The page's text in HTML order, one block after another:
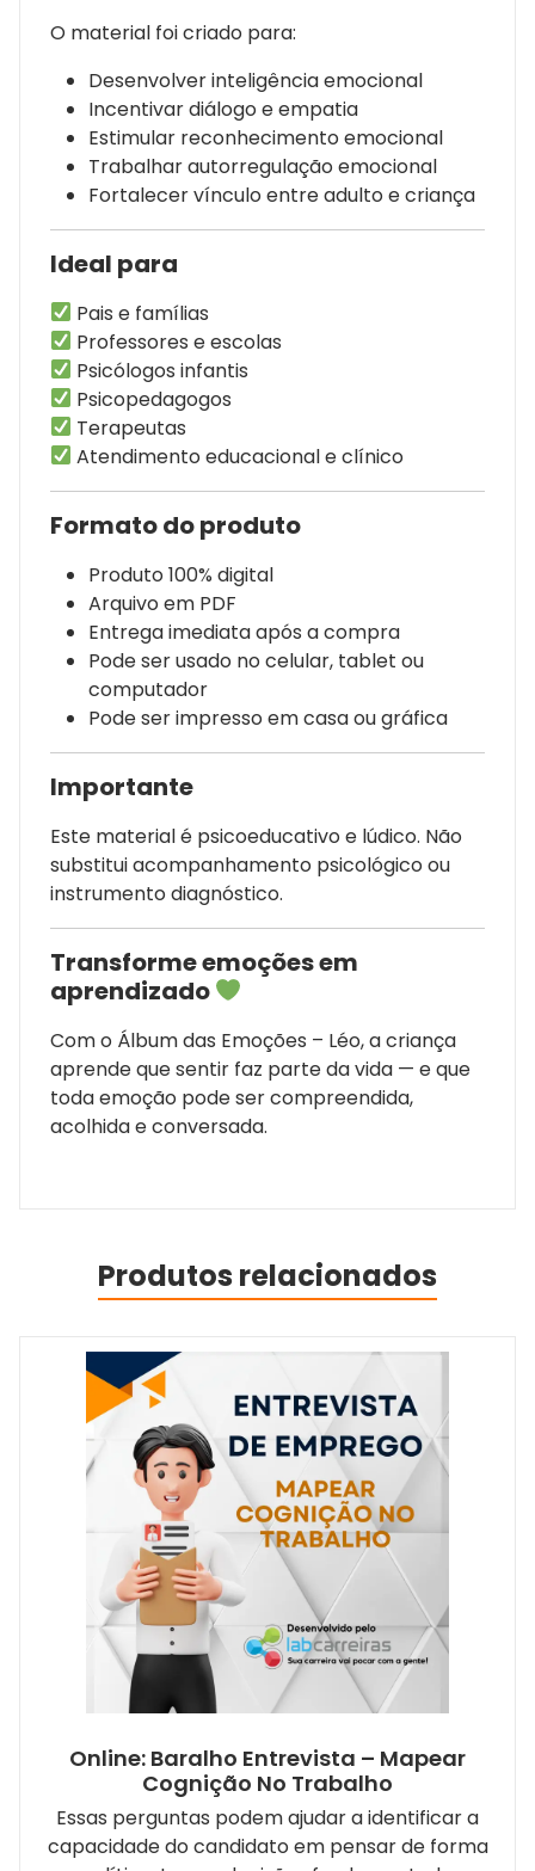
O material foi criado para:
Desenvolver inteligência emocional
Incentivar diálogo e empatia
Estimular reconhecimento emocional
Trabalhar autorregulação emocional
Fortalecer vínculo entre adulto e criança
Ideal para
Pais e famílias
Professores e escolas
Psicólogos infantis
Psicopedagogos
Terapeutas
Atendimento educacional e clínico
Formato do produto
Produto 100% digital
Arquivo em PDF
Entrega imediata após a compra
Pode ser usado no celular, tablet ou
computador
Pode ser impresso em casa ou gráfica
Importante
Este material é psicoeducativo e lúdico. Não
substitui acompanhamento psicológico ou
instrumento diagnóstico.
Transforme emoções em
aprendizado
Com o Álbum das Emoções – Léo, a criança
aprende que sentir faz parte da vida — e que
toda emoção pode ser compreendida,
acolhida e conversada.
Produtos relacionados
Online: Baralho Entrevista – Mapear
Cognição No Trabalho
Essas perguntas podem ajudar a identificar a
capacidade do candidato em pensar de forma